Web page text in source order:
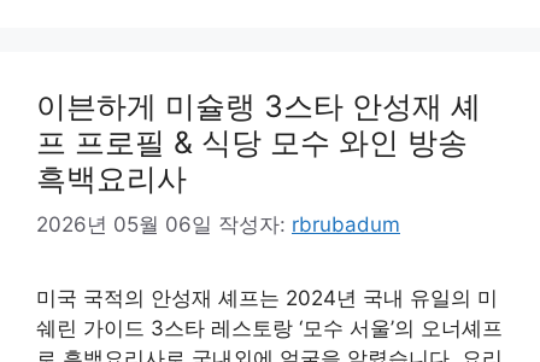
이븐하게 미슐랭 3스타 안성재 셰
프 프로필 & 식당 모수 와인 방송
흑백요리사
2026년 05월 06일 작성자: rbrubadum
미국 국적의 안성재 셰프는 2024년 국내 유일의 미
쉐린 가이드 3스타 레스토랑 ‘모수 서울’의 오너셰프